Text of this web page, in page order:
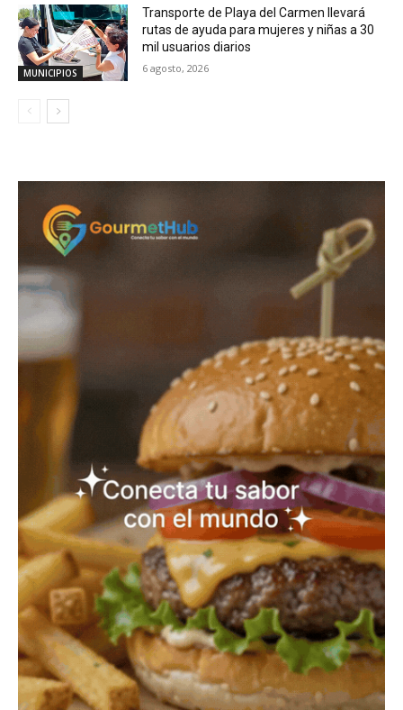
MUNICIPIOS
Transporte de Playa del Carmen llevará
rutas de ayuda para mujeres y niñas a 30
mil usuarios diarios
6 agosto, 2026